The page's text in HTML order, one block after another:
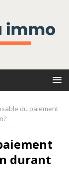
du paiement
durant